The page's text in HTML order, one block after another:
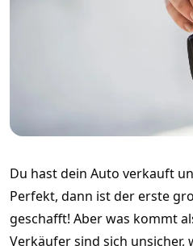
Du hast dein Auto verkauft
Perfekt, dann ist der erste
geschafft! Aber was kommt
Verkäufer sind sich unsicher,